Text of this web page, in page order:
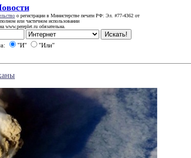
о регистрации в Министерстве печати РФ: Эл. #77-4362 от
или частичном использовании
www.pereplet.ru обязательна.
"И" "Или"